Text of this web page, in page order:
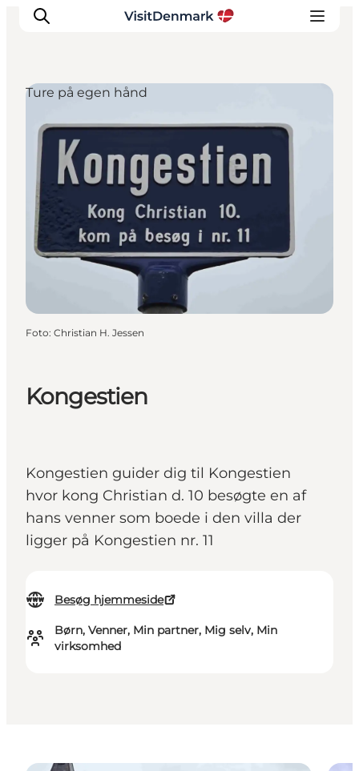
Inspiration
Destinationer
Oplevelser
Overnatning
Planlæg ferien
Kongestien
Kongestien guider dig til Kongestien
hvor kong Christian d. 10 besøgte en af
hans venner som boede i den villa der
ligger på Kongestien nr. 11
Besøg hjemmeside
Børn, Venner, Min partner, Mig selv, Min
virksomhed
Ture på egen hånd
Foto: Christian H. Jessen